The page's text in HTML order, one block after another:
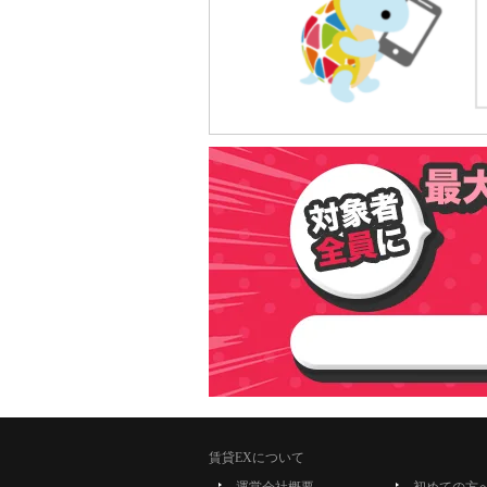
賃貸EXについて